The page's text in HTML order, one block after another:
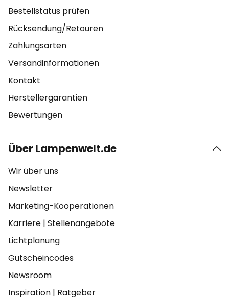
Bestellstatus prüfen
Rücksendung/Retouren
Zahlungsarten
Versandinformationen
Kontakt
Herstellergarantien
Bewertungen
Über Lampenwelt.de
Wir über uns
Newsletter
Marketing-Kooperationen
Karriere | Stellenangebote
Lichtplanung
Gutscheincodes
Newsroom
Inspiration | Ratgeber